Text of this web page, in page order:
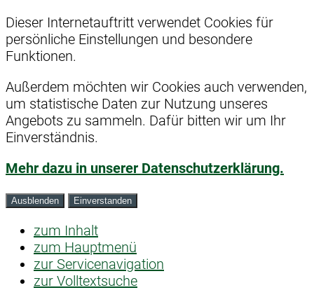
Dieser Internetauftritt verwendet Cookies für
persönliche Einstellungen und besondere
Funktionen.
Außerdem möchten wir Cookies auch verwenden,
um statistische Daten zur Nutzung unseres
Angebots zu sammeln. Dafür bitten wir um Ihr
Einverständnis.
Mehr dazu in unserer Datenschutzerklärung.
Ausblenden Einverstanden
zum Inhalt
zum Hauptmenü
zur Servicenavigation
zur Volltextsuche